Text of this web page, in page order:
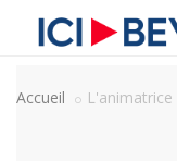
Accueil